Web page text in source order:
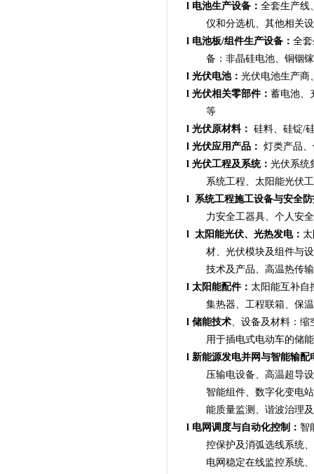
l 电池生产设备： 全套生产线
仪和分选机、其他相关
l 电池板/组件生产设备： 全
备：非晶硅电池、铜铟
l 光伏电池： 光伏电池生产商
l 光伏相关零部件： 蓄电池、
等
l 光伏原材料： 硅料、硅锭/
l 光伏应用产品： 灯类产品
l 光伏工程及系统： 光伏系统
系统工程、太阳能光伏
l 系统工程施工设备与安全
力安全工器具、个人安
l 太阳能光伏、光热发电：
材、光伏模块及组件与
技术及产品、高温热传
l 太阳能配件： 太阳能互补自
集热器、工程联箱、保
l 储能技术、设备及材料：缩
用于插电式电动车的储
l 新能源发电并网与智能输配
压输电设备、高温超导
智能组件、数字化变电
能质量监测、谐波治理
l 电网调度与自动化控制： 智
控保护及消弧选线系统
电网稳定在线监控系统